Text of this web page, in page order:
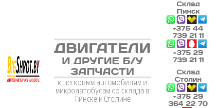
ДВИГАТЕЛИ
И ДРУГИЕ Б/У
ЗАПЧАСТИ
к легковым автомобилям и
микроавтобусам со склада в
Пинске и Столине
Склад
Пинск
+375 44
739 21 11
+375 29
739 21 11
Склад
Столин
+375 29
364 22 70